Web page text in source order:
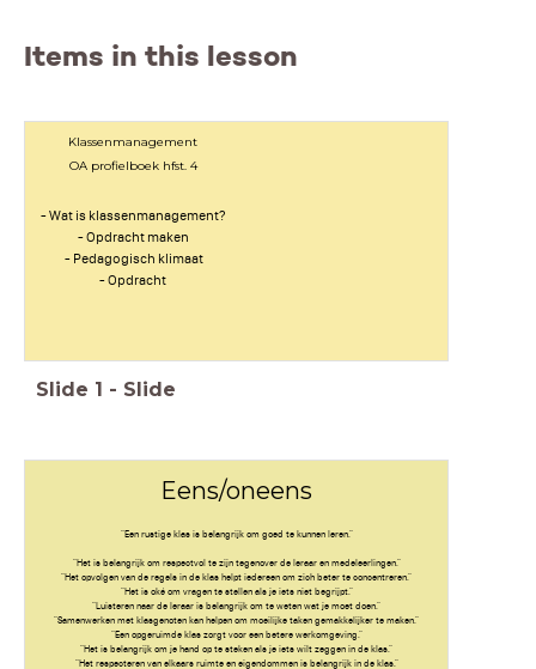
Items in this lesson
Klassenmanagement
OA profielboek hfst. 4
- Wat is klassenmanagement?
- Opdracht maken
- Pedagogisch klimaat
- Opdracht
Slide 1 - Slide
Eens/oneens
"Een rustige klas is belangrijk om goed te kunnen leren."
"Het is belangrijk om respectvol te zijn tegenover de leraar en medeleerlingen."
"Het opvolgen van de regels in de klas helpt iedereen om zich beter te concentreren."
"Het is oké om vragen te stellen als je iets niet begrijpt."
"Luisteren naar de leraar is belangrijk om te weten wat je moet doen."
"Samenwerken met klasgenoten kan helpen om moeilijke taken gemakkelijker te maken."
"Een opgeruimde klas zorgt voor een betere werkomgeving."
"Het is belangrijk om je hand op te steken als je iets wilt zeggen in de klas."
"Het respecteren van elkaars ruimte en eigendommen is belangrijk in de klas."